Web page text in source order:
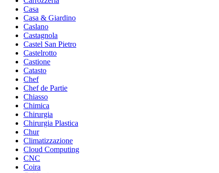
Casa
Casa & Giardino
Caslano
Castagnola
Castel San Pietro
Castelrotto
Castione
Catasto
Chef
Chef de Partie
Chiasso
Chimica
Chirurgia
Chirurgia Plastica
Chur
Climatizzazione
Cloud Computing
CNC
Coira